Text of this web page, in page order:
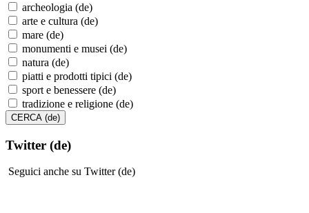
archeologia (de)
arte e cultura (de)
mare (de)
monumenti e musei (de)
natura (de)
piatti e prodotti tipici (de)
sport e benessere (de)
tradizione e religione (de)
Twitter (de)
Seguici anche su Twitter (de)